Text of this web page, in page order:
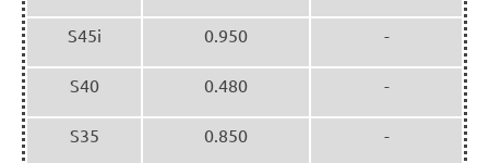
S45i 0.950 -
S40 0.480 -
S35 0.850 -